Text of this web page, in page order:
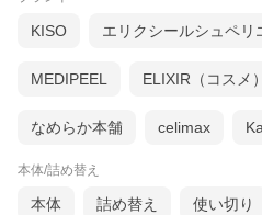
KISO エリクシールシュペリ
MEDIPEEL ELIXIR（コスメ）
なめらか本舗 celimax
本体/詰め替え
本体 詰め替え 使い切り